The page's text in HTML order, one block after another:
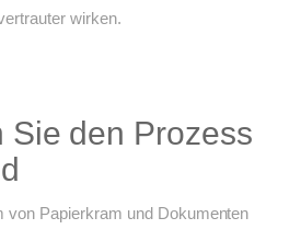
wirken.
Sie den Prozess
von Papierkram und Dokumenten